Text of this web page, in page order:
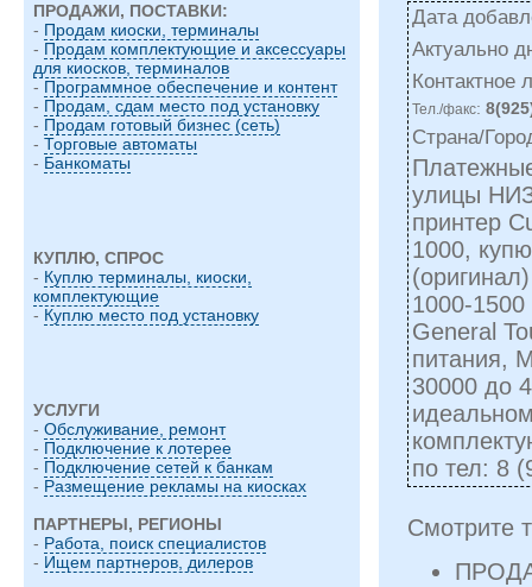
ПРОДАЖИ, ПОСТАВКИ:
- Продам киоски, терминалы
- Продам комплектующие и аксессуары
для киосков, терминалов
- Программное обеспечение и контент
- Продам, сдам место под установку
- Продам готовый бизнес (сеть)
- Торговые автоматы
- Банкоматы
КУПЛЮ, СПРОС
- Куплю терминалы, киоски,
комплектующие
- Куплю место под установку
УСЛУГИ
- Обслуживание, ремонт
- Подключение к лотерее
- Подключение сетей к банкам
- Размещение рекламы на киосках
ПАРТНЕРЫ, РЕГИОНЫ
- Работа, поиск специалистов
- Ищем партнеров, дилеров
Дата
Актуально
Контактное
Тел./факс:
Страна/
улицы
принтер
1000,
1000-1500
General
питания,
30000 до
по тел: 8
Смотрите